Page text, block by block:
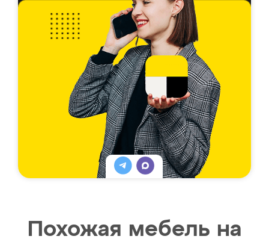
Похожая мебель на